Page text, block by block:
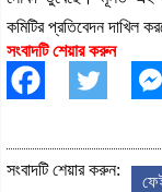
কমিটির প্রতিবেদন দাখিল
সংবাদটি শেয়ার করুন
সংবাদটি শেয়ার করুন: